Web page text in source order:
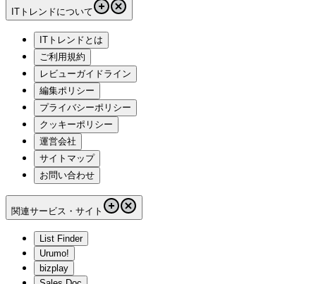
ITトレンドについて
ITトレンドとは
ご利用規約
レビューガイドライン
編集ポリシー
プライバシーポリシー
クッキーポリシー
運営会社
サイトマップ
お問い合わせ
関連サービス・サイト
List Finder
Urumo!
bizplay